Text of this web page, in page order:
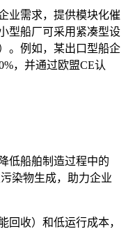
业需求，提供模块化催
型船厂可采用紧凑型设
。例如，某出口型船企
，并通过欧盟CE认
低船舶制造过程中的
染物生成，助力企业
回收）和低运行成本，